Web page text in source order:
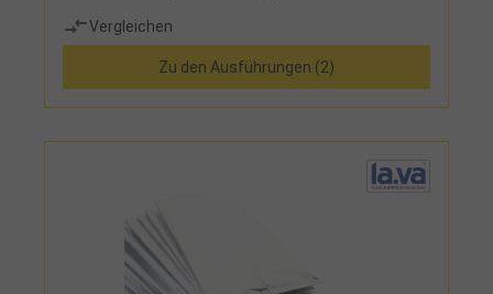
Vergleichen
Zu den Ausführungen (2)